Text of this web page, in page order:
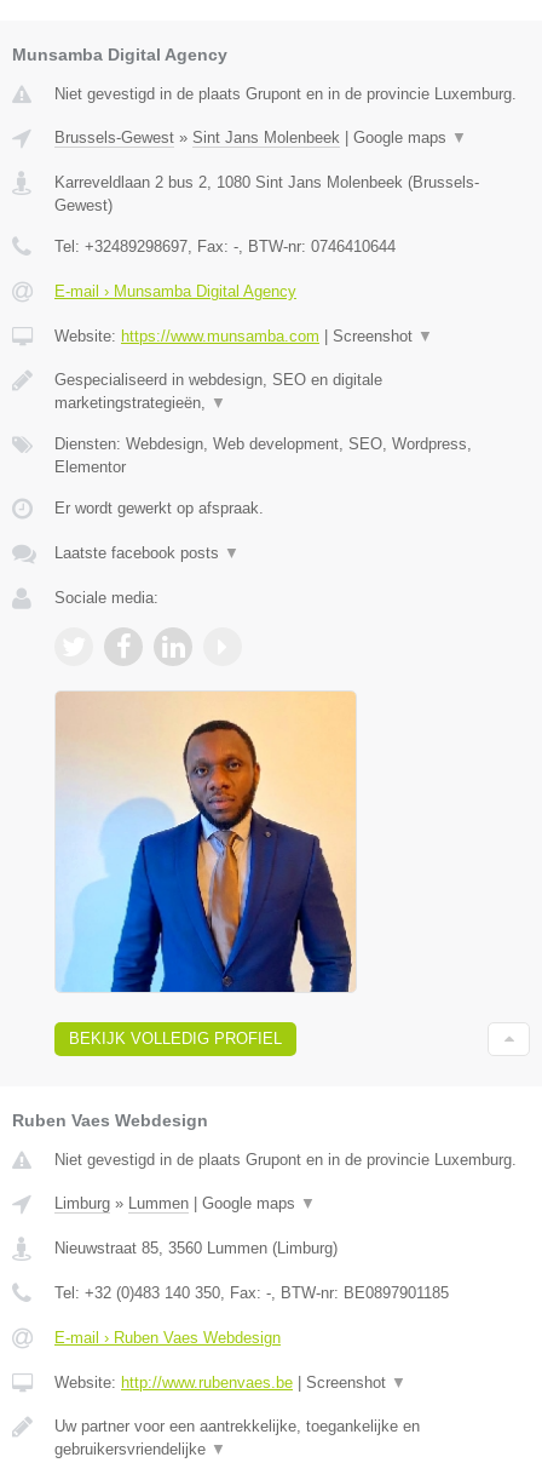
Munsamba Digital Agency
Niet gevestigd in de plaats Grupont en in de provincie Luxemburg.
Brussels-Gewest » Sint Jans Molenbeek Google maps ▼
Karreveldlaan 2 bus 2, 1080 Sint Jans Molenbeek (Brussels-
Gewest)
Tel: +32489298697, Fax: -, BTW-nr: 0746410644
E-mail › Munsamba Digital Agency
Website: https://www.munsamba.com Screenshot ▼
Gespecialiseerd in webdesign, SEO en digitale
marketingstrategieën, ▼
Diensten: Webdesign, Web development, SEO, Wordpress,
Elementor
Er wordt gewerkt op afspraak.
Laatste facebook posts ▼
Sociale media:
BEKIJK VOLLEDIG PROFIEL
Ruben Vaes Webdesign
Niet gevestigd in de plaats Grupont en in de provincie Luxemburg.
Limburg » Lummen Google maps ▼
Nieuwstraat 85, 3560 Lummen (Limburg)
Tel: +32 (0)483 140 350, Fax: -, BTW-nr: BE0897901185
E-mail › Ruben Vaes Webdesign
Website: http://www.rubenvaes.be Screenshot ▼
Uw partner voor een aantrekkelijke, toegankelijke en
gebruikersvriendelijke ▼